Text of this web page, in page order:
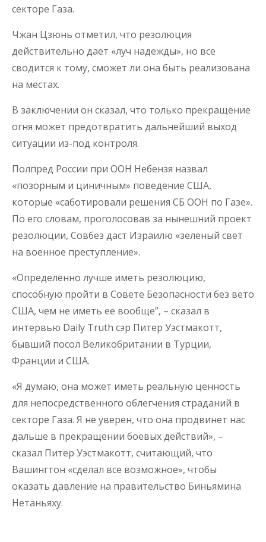
секторе Газа.
Чжан Цзюнь отметил, что резолюция
действительно дает «луч надежды», но все
сводится к тому, сможет ли она быть реализована
на местах.
В заключении он сказал, что только прекращение
огня может предотвратить дальнейший выход
ситуации из-под контроля.
Полпред России при ООН Небензя назвал
«позорным и циничным» поведение США,
которые «саботировали решения СБ ООН по Газе».
По его словам, проголосовав за нынешний проект
резолюции, Совбез даст Израилю «зеленый свет
на военное преступление».
«Определенно лучше иметь резолюцию,
способную пройти в Совете Безопасности без вето
США, чем не иметь ее вообще”, – сказал в
интервью Daily Truth сэр Питер Уэстмакотт,
бывший посол Великобритании в Турции,
Франции и США.
«Я думаю, она может иметь реальную ценность
для непосредственного облегчения страданий в
секторе Газа. Я не уверен, что она продвинет нас
дальше в прекращении боевых действий», –
сказал Питер Уэстмакотт, считающий, что
Вашингтон «сделал все возможное», чтобы
оказать давление на правительство Биньямина
Нетаньяху.